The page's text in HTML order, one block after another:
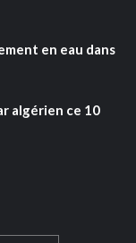
en eau dans
algérien ce 10